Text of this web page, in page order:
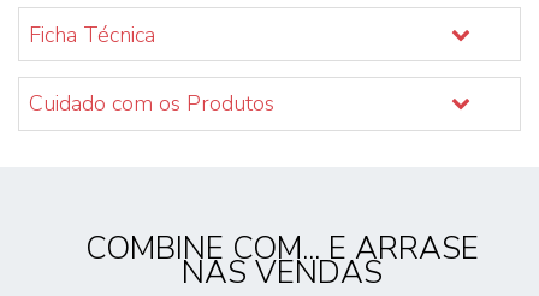
Ficha Técnica
Cuidado com os Produtos
COMBINE COM... E ARRASE
NAS VENDAS